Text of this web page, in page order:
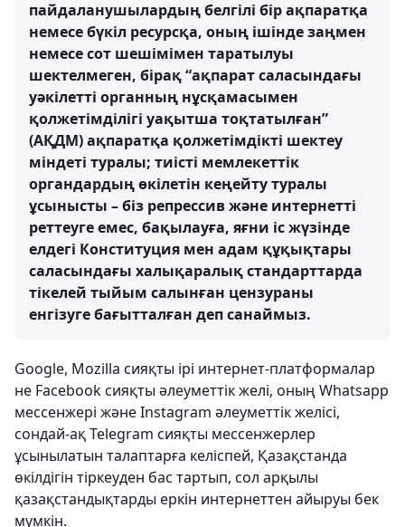
пайдаланушылардың белгілі бір ақпаратқа
немесе бүкіл ресурсқа, оның ішінде заңмен
немесе сот шешімімен таратылуы
шектелмеген, бірақ “ақпарат саласындағы
уәкілетті органның нұсқамасымен
қолжетімділігі уақытша тоқтатылған”
(АҚДМ) ақпаратқа қолжетімдікті шектеу
міндеті туралы; тиісті мемлекеттік
органдардың өкілетін кеңейту туралы
ұсынысты – біз репрессив және интернетті
реттеуге емес, бақылауға, яғни іс жүзінде
елдегі Конституция мен адам құқықтары
саласындағы халықаралық стандарттарда
тікелей тыйым салынған цензураны
енгізуге бағытталған деп санаймыз.
Google, Mozilla сияқты ірі интернет-платформалар
не Facebook сияқты әлеуметтік желі, оның Whatsapp
мессенжері және Instagram әлеуметтік желісі,
сондай-ақ Telegram сияқты мессенжерлер
ұсынылатын талаптарға келіспей, Қазақстанда
өкілдігін тіркеуден бас тартып, сол арқылы
қазақстандықтарды еркін интернеттен айыруы бек
мүмкін.